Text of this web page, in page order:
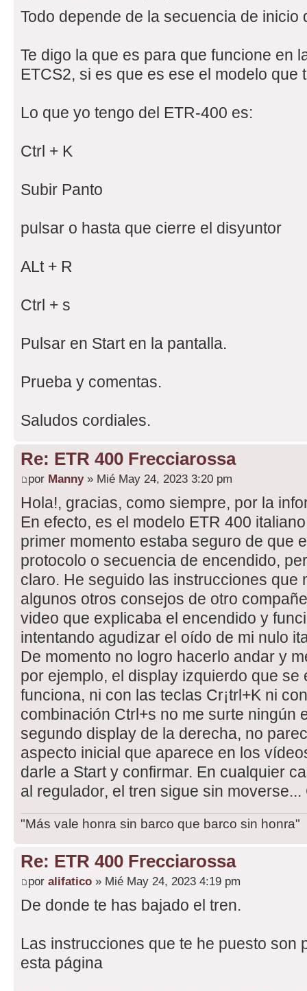
Todo depende de la secuencia de inicio
Te digo la que es para que funcione en
ETCS2, si es que es ese el modelo que
Lo que yo tengo del ETR-400 es:
Ctrl + K
Subir Panto
pulsar o hasta que cierre el disyuntor
ALt + R
Ctrl + s
Pulsar en Start en la pantalla.
Prueba y comentas.
Saludos cordiales.
Re: ETR 400 Frecciarossa
por Manny» Mié May 24, 2023 3:20 pm
Hola!, gracias, como siempre, por la
En efecto, es el modelo ETR 400
primer momento estaba seguro de que
protocolo o secuencia de encendido,
claro. He seguido las instrucciones que
algunos otros consejos de otro
video que explicaba el encendido y
intentando agudizar el oído de mi nulo
De momento no logro hacerlo andar y
por ejemplo, el display izquierdo que se
funciona, ni con las teclas Cr¡trl+K ni
combinación Ctrl+s no me surte ningún
segundo display de la derecha, no
aspecto inicial que aparece en los
darle a Start y confirmar. En cualquier
al regulador, el tren sigue sin
"Más vale honra sin barco que barco sin honra"
Re: ETR 400 Frecciarossa
por alifatico » Mié May 24, 2023 4:19 pm
De donde te has bajado el tren.
Las instrucciones que te he puesto son
esta página